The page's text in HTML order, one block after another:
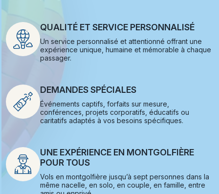
QUALITÉ ET SERVICE PERSONNALISÉ
Un service personnalisé et attentionné offrant une
expérience unique, humaine et mémorable à chaque
passager.
DEMANDES SPÉCIALES
Événements captifs, forfaits sur mesure,
conférences, projets corporatifs, éducatifs ou
caritatifs adaptés à vos besoins spécifiques.
UNE EXPÉRIENCE EN MONTGOLFIÈRE
POUR TOUS
Vols en montgolfière jusqu’à sept personnes dans la
même nacelle, en solo, en couple, en famille, entre